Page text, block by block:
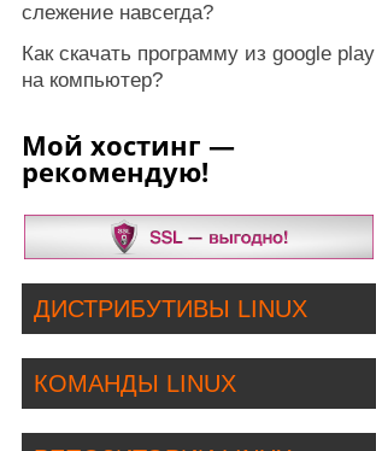
слежение навсегда?
Как скачать программу из google play
на компьютер?
Мой хостинг —
рекомендую!
ДИСТРИБУТИВЫ LINUX
КОМАНДЫ LINUX